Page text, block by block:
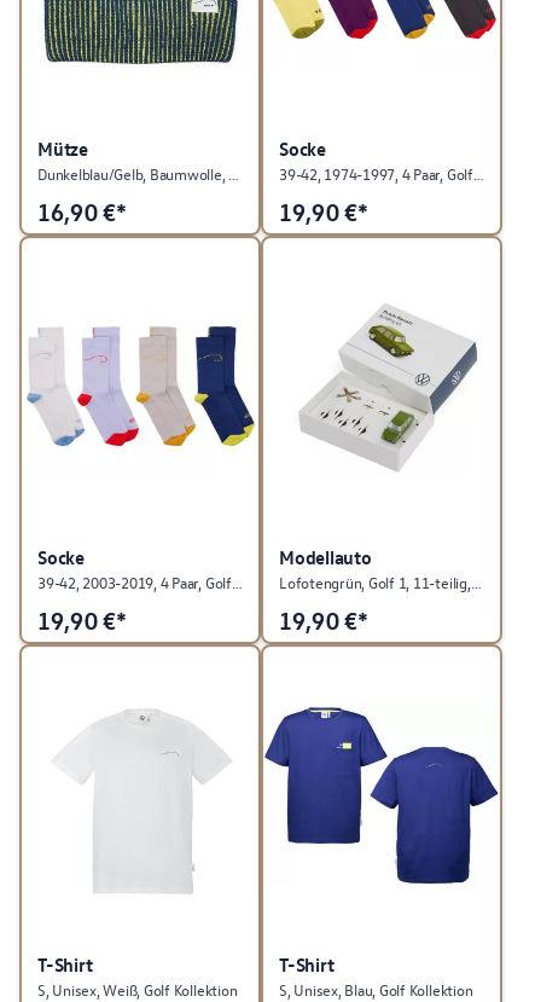
Mütze
Dunkelblau/Gelb, Baumwolle, Golf Kollektion
16,90€*
Socke
39-42, 1974-1997, 4 Paar, Golf Kollektion
19,90€*
Socke
39-42, 2003-2019, 4 Paar, Golf Kollektion
19,90€*
Modellauto
19,90€*
T-Shirt
S, Unisex, Weiß, Golf Kollektion
T-Shirt
S, Unisex, Blau, Golf Kollektion